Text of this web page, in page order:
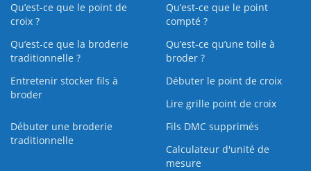
Qu’est-ce que le point de
croix ?
Qu’est-ce que le point
compté ?
Qu’est-ce que la broderie
traditionnelle ?
Qu’est‑ce qu’une toile à
broder ?
Entretenir stocker fils à
broder
Débuter le point de croix
Lire grille point de croix
Débuter une broderie
traditionnelle
Fils DMC supprimés
Calculateur d'unité de
mesure